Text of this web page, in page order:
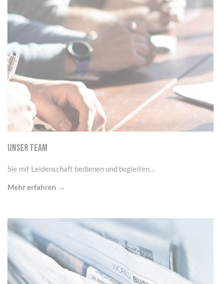
UNSER TEAM
Sie mit Leidenschaft bedienen und begleiten…
Mehr erfahren →
Cookie-Einstellungen